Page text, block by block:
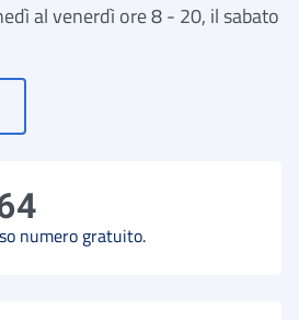
al venerdì ore 8 - 20, il sabato
a Contact Center
numero gratuito.